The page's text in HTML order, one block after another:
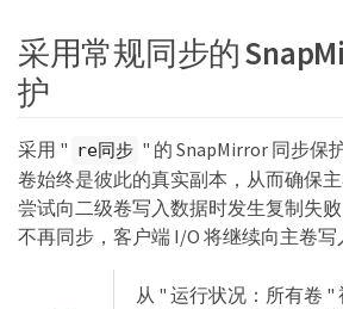
采用常规同步的
护
采用 " re同步 " 的 SnapMirror 同步保
卷始终是彼此的真实副本，从而确保
尝试向二级卷写入数据时发生复制失
不再同步，客户端 I/O 将继续向主卷写
从 " 运行状况：所有卷 "